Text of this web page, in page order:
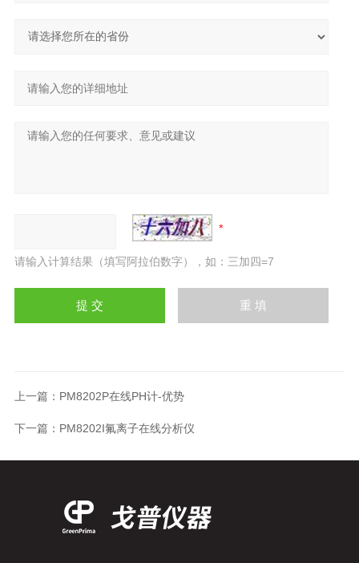
请输入计算结果（填写阿拉伯数字），如：三加四=7
上一篇： PM8202P在线PH计-优势
下一篇： PM8202I氟离子在线分析仪